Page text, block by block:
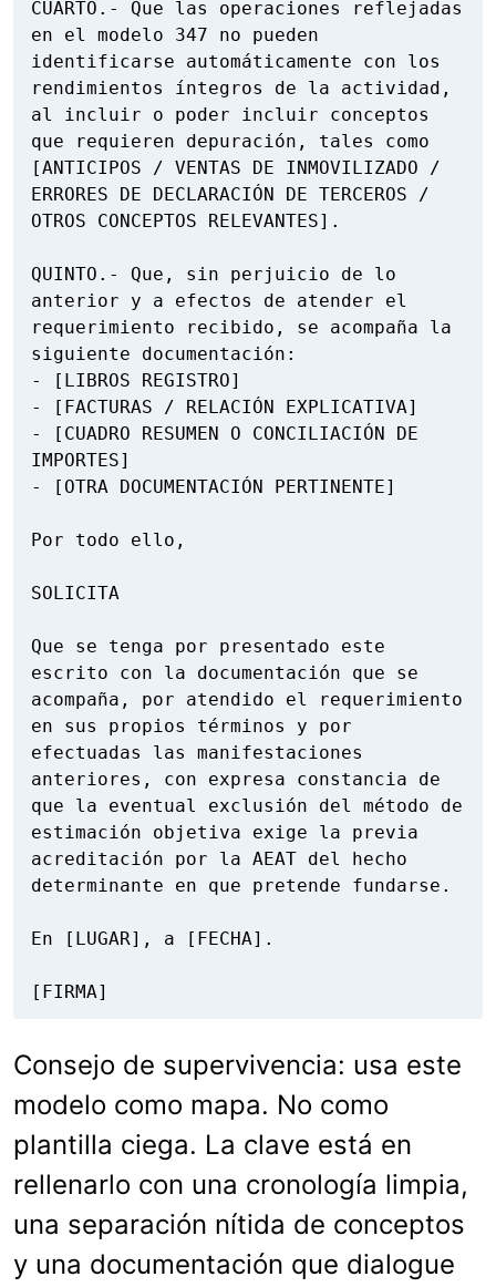
CUARTO.- Que las operaciones reflejadas
en el modelo 347 no pueden
identificarse automáticamente con los
rendimientos íntegros de la actividad,
al incluir o poder incluir conceptos
que requieren depuración, tales como
[ANTICIPOS / VENTAS DE INMOVILIZADO /
ERRORES DE DECLARACIÓN DE TERCEROS /
OTROS CONCEPTOS RELEVANTES].
QUINTO.- Que, sin perjuicio de lo
anterior y a efectos de atender el
requerimiento recibido, se acompaña la
siguiente documentación:
- [LIBROS REGISTRO]
- [FACTURAS / RELACIÓN EXPLICATIVA]
- [CUADRO RESUMEN O CONCILIACIÓN DE
IMPORTES]
- [OTRA DOCUMENTACIÓN PERTINENTE]
Por todo ello,
SOLICITA
Que se tenga por presentado este
escrito con la documentación que se
acompaña, por atendido el requerimiento
en sus propios términos y por
efectuadas las manifestaciones
anteriores, con expresa constancia de
que la eventual exclusión del método de
estimación objetiva exige la previa
acreditación por la AEAT del hecho
determinante en que pretende fundarse.
En [LUGAR], a [FECHA].
[FIRMA]
Consejo de supervivencia: usa este
modelo como mapa. No como
plantilla ciega. La clave está en
rellenarlo con una cronología limpia,
una separación nítida de conceptos
y una documentación que dialogue